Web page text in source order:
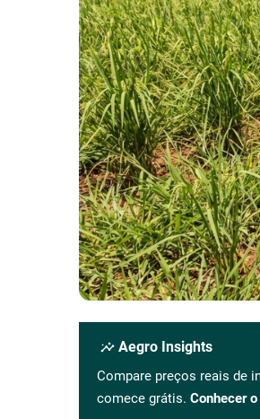
insights Aegro Insights
Compare preços reais de
comece grátis. Conhecer